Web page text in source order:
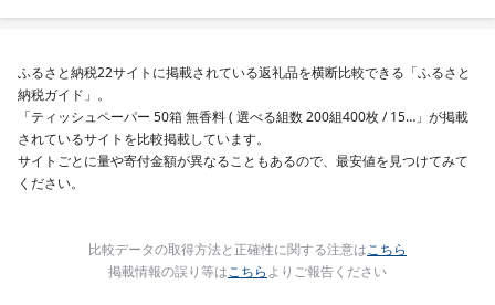
礼品 おかず おつまみ
南 藤沢
ふるさと納税22サイトに掲載されている返礼品を横断比較できる「ふるさと
納税ガイド」。
「ティッシュペーパー 50箱 無香料 ( 選べる組数 200組400枚 / 15…」が掲載
されているサイトを比較掲載しています。
サイトごとに量や寄付金額が異なることもあるので、最安値を見つけてみて
ください。
比較データの取得方法と正確性に関する注意はこちら
掲載情報の誤り等はこちらよりご報告ください